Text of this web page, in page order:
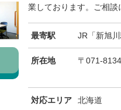
村
業しております。ご相談
最寄駅 JR「新旭
所在地 〒071-
対応エリア 北海道